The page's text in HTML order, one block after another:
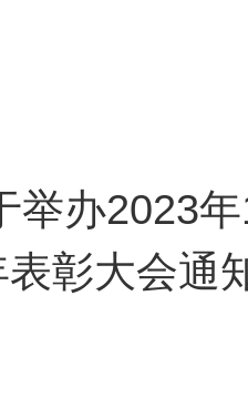
举办2023
彰大会通